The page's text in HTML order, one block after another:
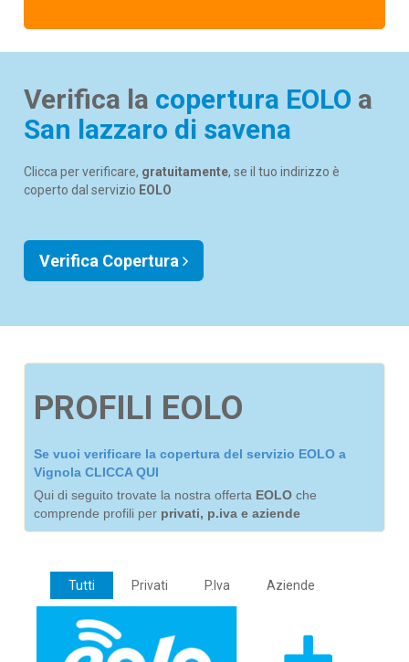
Verifica la copertura EOLO a
San lazzaro di savena
Clicca per verificare, gratuitamente, se il tuo indirizzo è
coperto dal servizio EOLO
Verifica Copertura
PROFILI EOLO
Se vuoi verificare la copertura del servizio EOLO a
Vignola CLICCA QUI
Qui di seguito trovate la nostra offerta EOLO che
comprende profili per privati, p.iva e aziende
Tutti Privati P.Iva Aziende